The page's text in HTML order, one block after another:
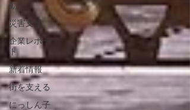
動
災害支援
企業レポー
ト
新着情報
街を支える
にっしん子